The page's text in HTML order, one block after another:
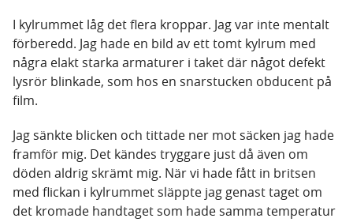
I kylrummet låg det flera kroppar. Jag var inte mentalt
förberedd. Jag hade en bild av ett tomt kylrum med
några elakt starka armaturer i taket där något defekt
lysrör blinkade, som hos en snarstucken obducent på
film.
Jag sänkte blicken och tittade ner mot säcken jag hade
framför mig. Det kändes tryggare just då även om
döden aldrig skrämt mig. När vi hade fått in britsen
med flickan i kylrummet släppte jag genast taget om
det kromade handtaget som hade samma temperatur